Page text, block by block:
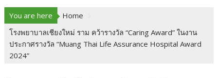
You are here
Home
โรงพยาบาลเชียงใหม่ ราม คว้ารางวัล “Caring Award” ในงาน
ประกาศรางวัล “Muang Thai Life Assurance Hospital Award
2024”